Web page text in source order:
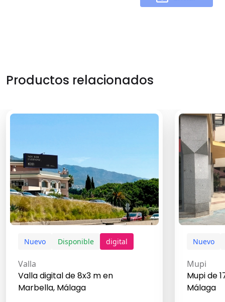
Productos relacionados
Nuevo Disponible digital
Valla
Valla digital de 8x3 m en
Marbella, Málaga
Nuevo
Mupi
Mupi de
Málaga